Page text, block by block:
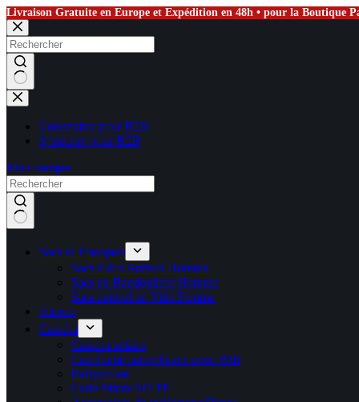
Livraison Gratuite en Europe et Expédition en 48h • pour la Boutique
Passer
au
contenu
Aucun
résultat
Connexion pour B2B
S’inscrire pour B2B
Mon compte
Sacs et Transport
Sacs à dos Antivol Homme
Sacs en Bandoulière Homme
Sacs antivol de Ville Femme
Alarme
Caméra
Camera solaire
Caméra de surveillance avec Wifi
Babyphone
Carte Micro SD TF